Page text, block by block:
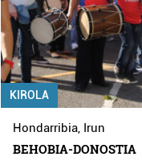
KIROLA
Hondarribia, Irun
BEHOBIA-DONOSTIA